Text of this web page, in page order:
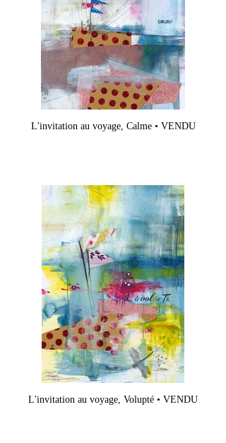
L'invitation au voyage, Calme • VENDU
L'invitation au voyage, Volupté • VENDU